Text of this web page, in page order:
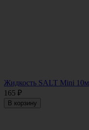
Жидкость SALT Mini
165 ₽
В корзину